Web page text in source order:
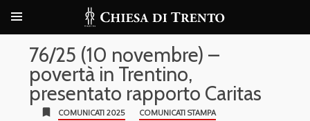
76/25 (10 novembre) –
povertà in Trentino,
presentato rapporto Caritas
bookmark COMUNICATI 2025 COMUNICATI STAMPA